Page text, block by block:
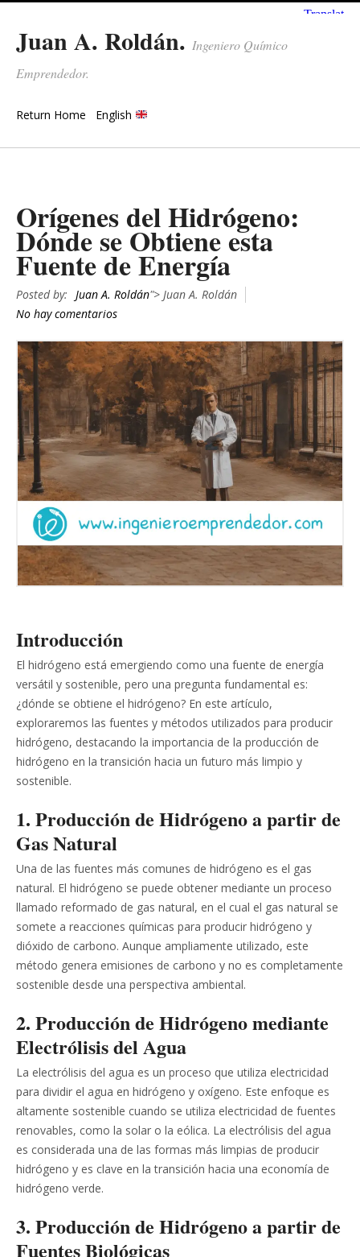
Juan A. Roldán. Ingeniero Químico
Emprendedor.
Return Home English
Orígenes del Hidrógeno:
Dónde se Obtiene esta
Fuente de Energía
Posted by: Juan A. Roldán"> Juan A. Roldán
No hay comentarios
Introducción
El hidrógeno está emergiendo como una fuente de energía
versátil y sostenible, pero una pregunta fundamental es:
¿dónde se obtiene el hidrógeno? En este artículo,
exploraremos las fuentes y métodos utilizados para producir
hidrógeno, destacando la importancia de la producción de
hidrógeno en la transición hacia un futuro más limpio y
sostenible.
1. Producción de Hidrógeno a partir de
Gas Natural
Una de las fuentes más comunes de hidrógeno es el gas
natural. El hidrógeno se puede obtener mediante un proceso
llamado reformado de gas natural, en el cual el gas natural se
somete a reacciones químicas para producir hidrógeno y
dióxido de carbono. Aunque ampliamente utilizado, este
método genera emisiones de carbono y no es completamente
sostenible desde una perspectiva ambiental.
2. Producción de Hidrógeno mediante
Electrólisis del Agua
La electrólisis del agua es un proceso que utiliza electricidad
para dividir el agua en hidrógeno y oxígeno. Este enfoque es
altamente sostenible cuando se utiliza electricidad de fuentes
renovables, como la solar o la eólica. La electrólisis del agua
es considerada una de las formas más limpias de producir
hidrógeno y es clave en la transición hacia una economía de
hidrógeno verde.
3. Producción de Hidrógeno a partir de
Fuentes Biológicas